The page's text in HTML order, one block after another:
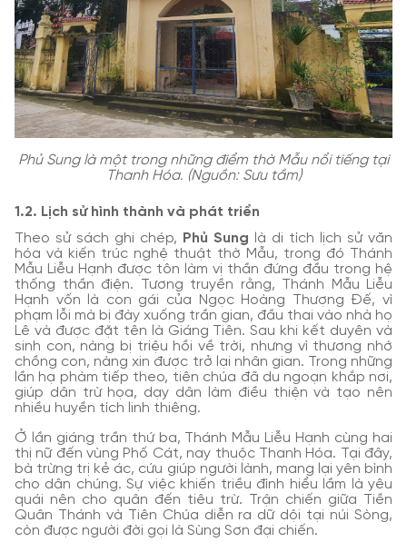
Phủ Sung là một trong những điểm thờ Mẫu nổi tiếng tại
Thanh Hóa. (Nguồn: Sưu tầm)
1.2. Lịch sử hình thành và phát triển
Theo sử sách ghi chép, Phủ Sung là di tích lịch sử văn
hóa và kiến trúc nghệ thuật thờ Mẫu, trong đó Thánh
Mẫu Liễu Hạnh được tôn làm vị thần đứng đầu trong hệ
thống thần điện. Tương truyền rằng, Thánh Mẫu Liễu
Hạnh vốn là con gái của Ngọc Hoàng Thượng Đế, vì
phạm lỗi mà bị đày xuống trần gian, đầu thai vào nhà họ
Lê và được đặt tên là Giáng Tiên. Sau khi kết duyên và
sinh con, nàng bị triệu hồi về trời, nhưng vì thương nhớ
chồng con, nàng xin được trở lại nhân gian. Trong những
lần hạ phàm tiếp theo, tiên chúa đã du ngoạn khắp nơi,
giúp dân trừ họa, dạy dân làm điều thiện và tạo nên
nhiều huyền tích linh thiêng.
Ở lần giáng trần thứ ba, Thánh Mẫu Liễu Hạnh cùng hai
thị nữ đến vùng Phố Cát, nay thuộc Thanh Hóa. Tại đây,
bà trừng trị kẻ ác, cứu giúp người lành, mang lại yên bình
cho dân chúng. Sự việc khiến triều đình hiểu lầm là yêu
quái nên cho quân đến tiêu trừ. Trận chiến giữa Tiền
Quân Thánh và Tiên Chúa diễn ra dữ dội tại núi Sòng,
còn được người đời gọi là Sùng Sơn đại chiến.